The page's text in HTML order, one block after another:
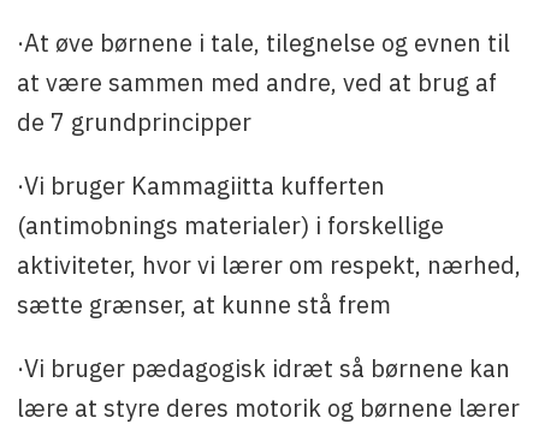
·At øve børnene i tale, tilegnelse og evnen til
at være sammen med andre, ved at brug af
de 7 grundprincipper
·Vi bruger Kammagiitta kufferten
(antimobnings materialer) i forskellige
aktiviteter, hvor vi lærer om respekt, nærhed,
sætte grænser, at kunne stå frem
·Vi bruger pædagogisk idræt så børnene kan
lære at styre deres motorik og børnene lærer